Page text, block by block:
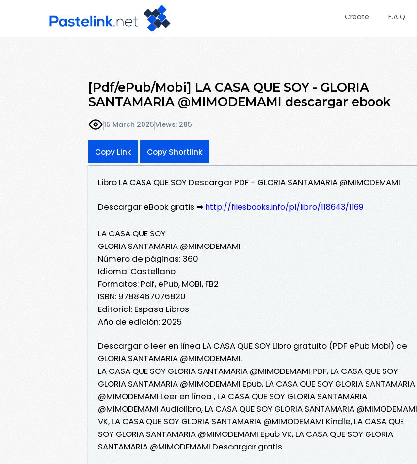
Create F.A.Q.
[Pdf/ePub/Mobi] LA CASA QUE SOY - GLORIA
SANTAMARIA @MIMODEMAMI descargar ebook
15 March 2025Views: 285
Copy Link Copy Shortlink
Libro LA CASA QUE SOY Descargar PDF - GLORIA SANTAMARIA @MIMODEMAMI
Descargar eBook gratis ➡ http://filesbooks.info/pl/libro/118643/1169
LA CASA QUE SOY
GLORIA SANTAMARIA @MIMODEMAMI
Número de páginas: 360
Idioma: Castellano
Formatos: Pdf, ePub, MOBI, FB2
ISBN: 9788467076820
Editorial: Espasa Libros
Año de edición: 2025
Descargar o leer en línea LA CASA QUE SOY Libro gratuito (PDF ePub Mobi) de
GLORIA SANTAMARIA @MIMODEMAMI.
LA CASA QUE SOY GLORIA SANTAMARIA @MIMODEMAMI PDF, LA CASA QUE SOY
GLORIA SANTAMARIA @MIMODEMAMI Epub, LA CASA QUE SOY GLORIA SANTAMARIA
@MIMODEMAMI Leer en línea , LA CASA QUE SOY GLORIA SANTAMARIA
@MIMODEMAMI Audiolibro, LA CASA QUE SOY GLORIA SANTAMARIA @MIMODEMAMI
VK, LA CASA QUE SOY GLORIA SANTAMARIA @MIMODEMAMI Kindle, LA CASA QUE
SOY GLORIA SANTAMARIA @MIMODEMAMI Epub VK, LA CASA QUE SOY GLORIA
SANTAMARIA @MIMODEMAMI Descargar gratis